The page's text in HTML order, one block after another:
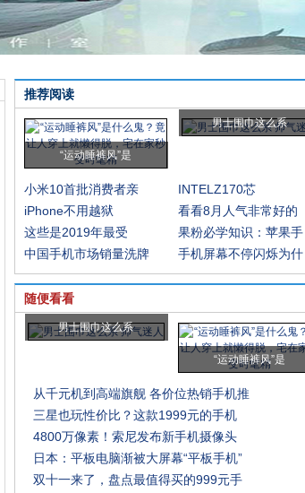
推荐阅读
“运动睡裤风”是
男士围巾这么系
小米10首批消费者亲
INTELZ170芯
iPhone不用越狱
看看8月人气非常好的
这些是2019年最受
果粉必学知识：苹果手
中国手机市场销量洗牌
手机屏幕不停闪烁为什
随便看看
男士围巾这么系
“运动睡裤风”是
从千元机到高端旗舰 各价位热销手机推
三星也玩性价比？这款1999元的手机
4800万像素！索尼发布新手机摄像头
日本：平板电脑渐被大屏幕“平板手机”
双十一来了，盘点最值得买的999元手